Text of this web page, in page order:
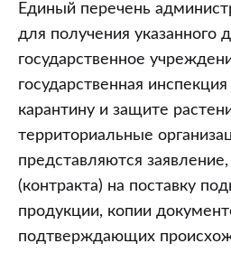
Единый перечень
для получения указанного
государственное
государственная
карантину и защите
территориальные
представляются
(контракта) на поставку
продукции, копии
подтверждающих